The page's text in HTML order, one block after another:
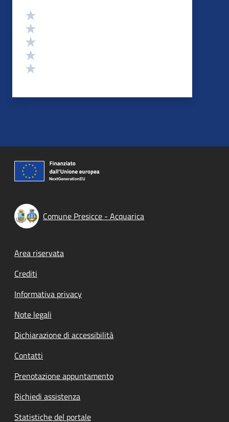
Valutazione
Comune Presicce - Acquarica
Footer menu
Area riservata
Crediti
Informativa privacy
Note legali
Dichiarazione di accessibilità
Contatti
Prenotazione appuntamento
Richiedi assistenza
Statistiche del portale